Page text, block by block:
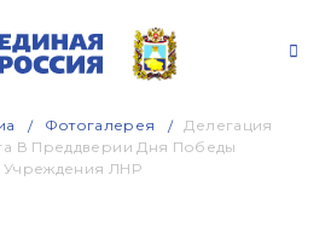
Фотогалерея
Делегация
В Преддверии Дня Победы
ЛНР